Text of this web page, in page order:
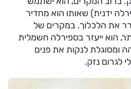
ידנית) שאותו הוא מחדיר
את הלכלוך. במקרים של
הוא ייעזר בספירלה חשמלית
ומסוגלת לנקות את פנים
לגרום נזק.